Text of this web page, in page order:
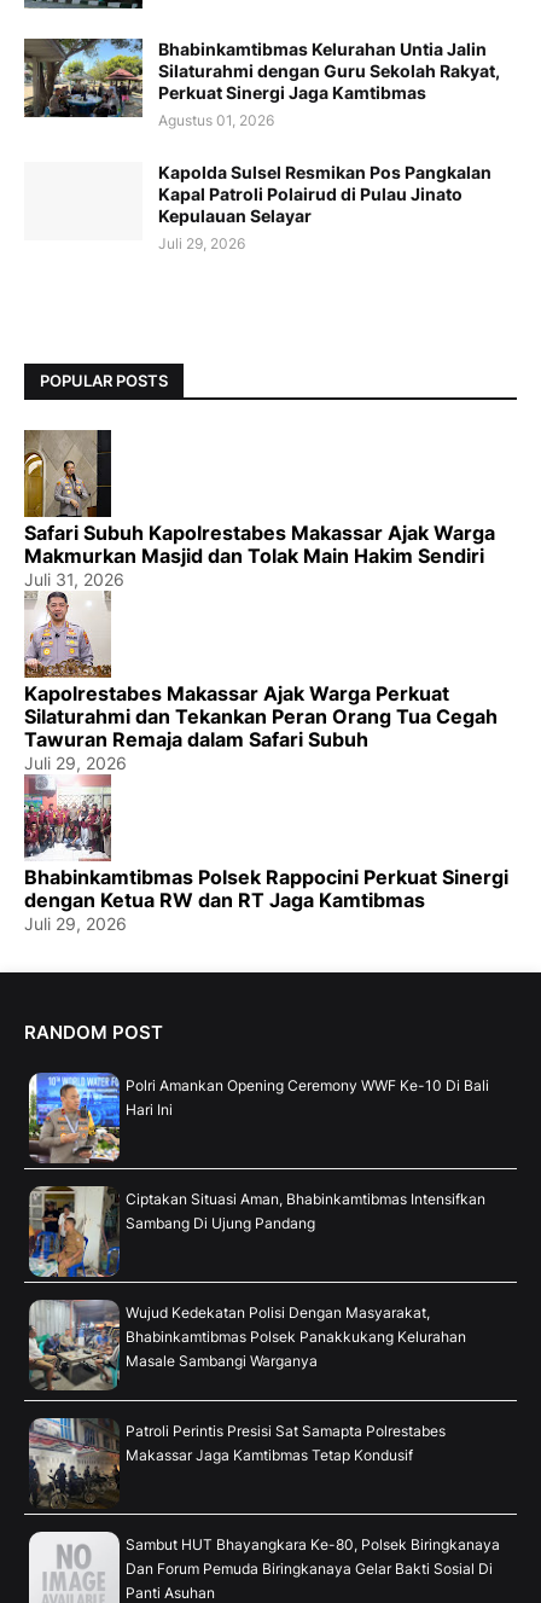
Bhabinkamtibmas Kelurahan Untia Jalin
Silaturahmi dengan Guru Sekolah Rakyat,
Perkuat Sinergi Jaga Kamtibmas
Agustus 01, 2026
Kapolda Sulsel Resmikan Pos Pangkalan
Kapal Patroli Polairud di Pulau Jinato
Kepulauan Selayar
Juli 29, 2026
POPULAR POSTS
Safari Subuh Kapolrestabes Makassar Ajak Warga
Makmurkan Masjid dan Tolak Main Hakim Sendiri
Juli 31, 2026
Kapolrestabes Makassar Ajak Warga Perkuat
Silaturahmi dan Tekankan Peran Orang Tua Cegah
Tawuran Remaja dalam Safari Subuh
Juli 29, 2026
Bhabinkamtibmas Polsek Rappocini Perkuat Sinergi
dengan Ketua RW dan RT Jaga Kamtibmas
Juli 29, 2026
RANDOM POST
Polri Amankan Opening Ceremony WWF Ke-10 Di Bali
Hari Ini
Ciptakan Situasi Aman, Bhabinkamtibmas Intensifkan
Sambang Di Ujung Pandang
Wujud Kedekatan Polisi Dengan Masyarakat,
Bhabinkamtibmas Polsek Panakkukang Kelurahan
Masale Sambangi Warganya
Patroli Perintis Presisi Sat Samapta Polrestabes
Makassar Jaga Kamtibmas Tetap Kondusif
Sambut HUT Bhayangkara Ke-80, Polsek Biringkanaya
Dan Forum Pemuda Biringkanaya Gelar Bakti Sosial Di
Panti Asuhan